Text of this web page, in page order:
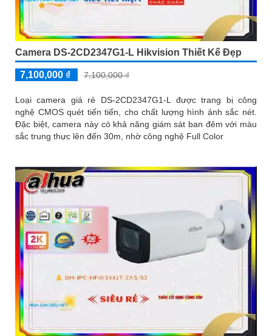
Camera DS-2CD2347G1-L Hikvision Thiết Kế Đẹp
7,100,000 ₫ 7,100,000 ₫
Loại camera giá rẻ DS-2CD2347G1-L được trang bị công
nghệ CMOS quét tiến tiến, cho chất lượng hình ảnh sắc nét.
Đặc biệt, camera này có khả năng giám sát ban đêm với màu
sắc trung thực lên đến 30m, nhờ công nghệ Full Color